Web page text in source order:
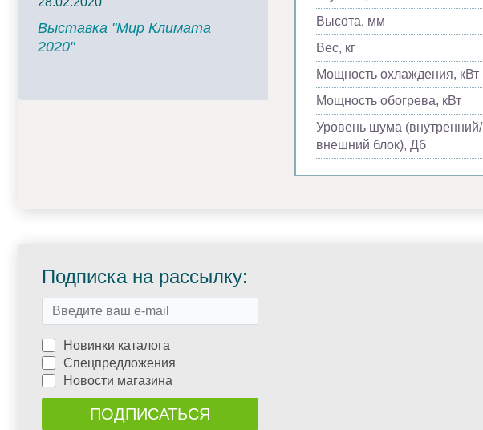
Выставка "Мир Климата
2020"
Высота, мм
Вес, кг
Мощность охлаждения, кВт
Мощность обогрева, кВт
Уровень шума (внутренний/
внешний блок), Дб
Подписка на рассылку:
Новинки каталога
Спецпредложения
Новости магазина